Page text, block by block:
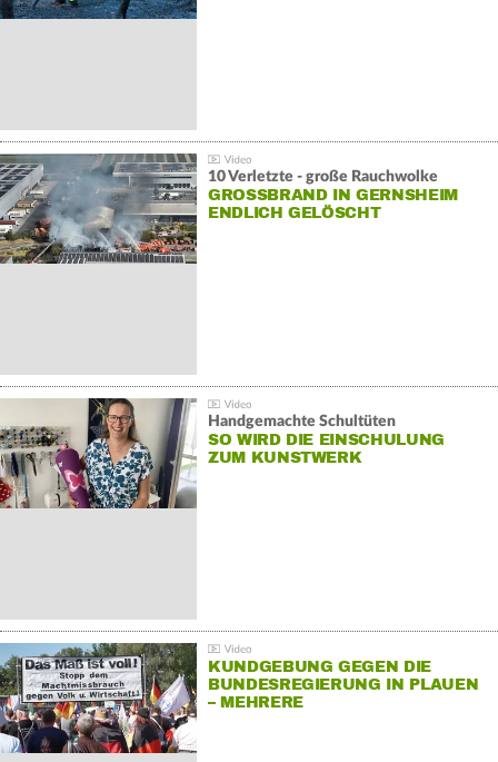
10 Verletzte - große Rauchwolke
GROSSBRAND IN GERNSHEIM E
NDLICH GELÖSCHT
Handgemachte Schultüten
SO WIRD DIE EINSCHULUNG
ZUM KUNSTWERK
KUNDGEBUNG GEGEN DIE
BUNDESREGIERUNG IN PLAUEN
– MEHRERE